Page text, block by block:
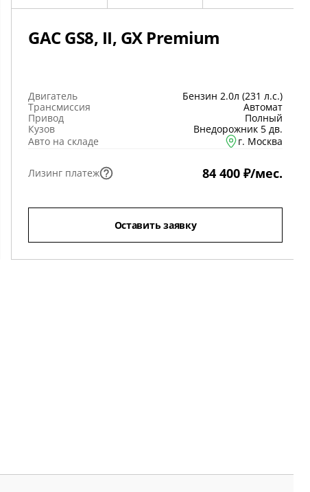
GAC GS8, II, GX Premium
Двигатель
Бензин 2.0л (231 л.с.)
Трансмиссия
Автомат
Привод
Полный
Кузов
Внедорожник 5 дв.
Авто на складе
г. Москва
Лизинг платеж 84 400 ₽/мес.
Оставить заявку